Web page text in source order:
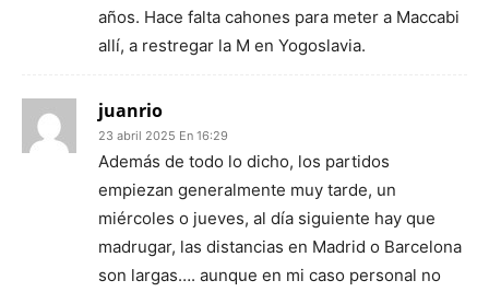
años. Hace falta cahones para meter a Maccabi
allí, a restregar la M en Yogoslavia.
juanrio
23 abril 2025 En 16:29
Además de todo lo dicho, los partidos
empiezan generalmente muy tarde, un
miércoles o jueves, al día siguiente hay que
madrugar, las distancias en Madrid o Barcelona
son largas…. aunque en mi caso personal no